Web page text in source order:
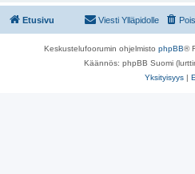
Etusivu Viesti Ylläpidolle
Keskustelufoorumin ohjelmisto phpBB®
Käännös: phpBB Suomi
Yksityisyys |